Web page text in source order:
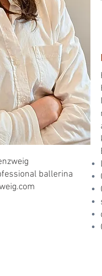
ballerina